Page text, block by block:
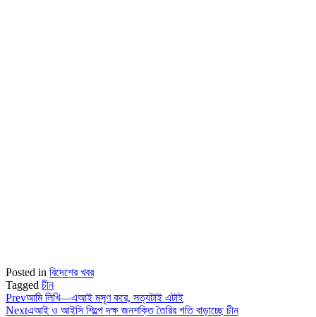
Posted in বিদেশের খবর
Tagged চীন
Prevআমি লিখি—এআই মসৃণ করে, সত্যটাই এটাই
Nextএআই ও আইসি শিল্পে দক্ষ জনশক্তি তৈরির গতি বাড়াচ্ছে চীন